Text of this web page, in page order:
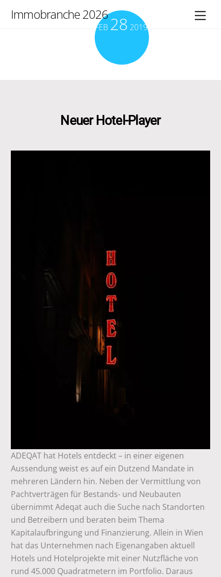
Immobranche 2026
FEB 28 2019
Neuer Hotel-Player
ADEQAT hat Hotels entdeckt – in einer eigenen
Aussendung weist es auf ein Dutzend Mandate in
mehreren Ländern hin. Neben der Vermittlung von
Pachtverträgen für Bestands- und Neubauten
übernimmt Adeqat auch die Suche nach Standorten
und Betreibern und beraten beim Thema
Kapitalaufbringung und Finanzierung. Allein in Wien
hat das Unternehmen nach Eigenangaben aktuell
Hotels und Hotelprojekte mit einer Nutzfläche von
rund 45.000 Quadratmetern im Portfolio. Daraus